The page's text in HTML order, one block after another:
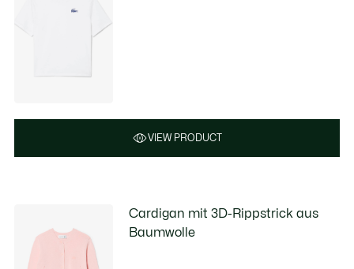
VIEW PRODUCT
Cardigan mit 3D-Rippstrick aus
Baumwolle